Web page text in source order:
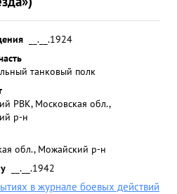
__.__.1924
танковый полк
РВК, Московская обл.,
р-н
обл., Можайский р-н
__.__.1942
в журнале боевых действий